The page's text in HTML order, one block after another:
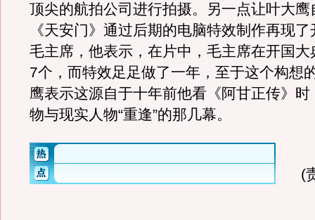
顶尖的航拍公司进行拍摄。另一点让叶大鹰
《天安门》通过后期的电脑特效制作再现
毛主席，他表示，在片中，毛主席在开国大
7个，而特效足足做了一年，至于这个构想
鹰表示这源自于十年前他看《阿甘正传》时
物与现实人物“重逢”的那几幕。
(